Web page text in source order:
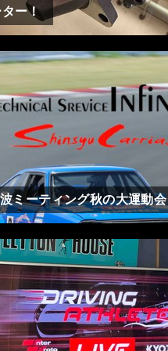
ー！
ミーティング秋の大運動会